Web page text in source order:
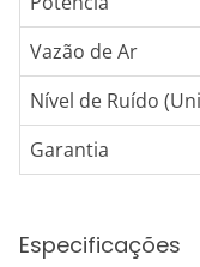
Vazão de Ar
Nível de Ruído
Garantia
Especificações